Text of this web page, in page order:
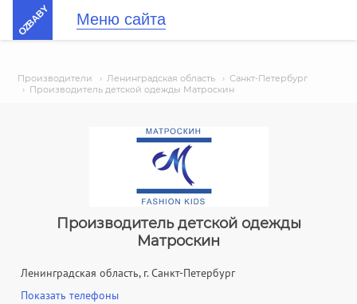
OZBABY Меню сайта
Производители › Ленинградская область › Санкт-Петербург
› Производитель детской одежды Матроскин
Производитель детской одежды
Матроскин
Ленинградская область, г. Санкт-Петербург
Показать телефоны